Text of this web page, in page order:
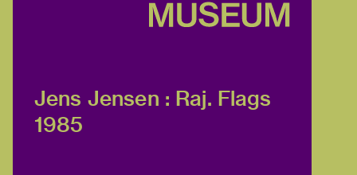
Jens Jensen : Raj. Flags
1985